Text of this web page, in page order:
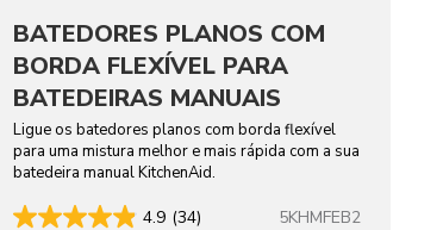
BATEDORES PLANOS COM
BORDA FLEXÍVEL PARA
BATEDEIRAS MANUAIS
Ligue os batedores planos com borda flexível
para uma mistura melhor e mais rápida com a sua
batedeira manual KitchenAid.
4.9 (34) 5KHMFEB2